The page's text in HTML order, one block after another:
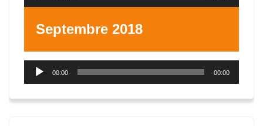
Septembre 2018
Lecteur
00:00 00:00